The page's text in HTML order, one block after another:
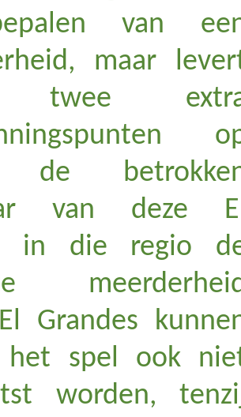
van
maar
twee
de
van deze
in die regio
Grandes
het spel ook
worden,